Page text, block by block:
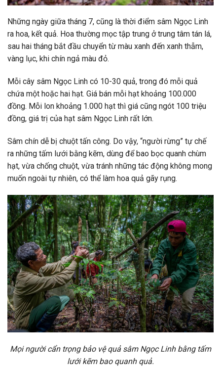
Những ngày giữa tháng 7, cũng là thời điểm sâm Ngọc Linh
ra hoa, kết quả. Hoa thường mọc tập trung ở trung tâm tán lá,
sau hai tháng bắt đầu chuyển từ màu xanh đến xanh thẫm,
vàng lục, khi chín ngả màu đỏ.
Mỗi cây sâm Ngọc Linh có 10-30 quả, trong đó mỗi quả
chứa một hoặc hai hạt. Giá bán mỗi hạt khoảng 100.000
đồng. Mỗi lon khoảng 1.000 hạt thì giá cũng ngót 100 triệu
đồng, giá trị của hạt sâm Ngọc Linh rất lớn.
Sâm chín dễ bị chuột tấn công. Do vậy, “người rừng” tự chế
ra những tấm lưới bằng kẽm, dùng để bao bọc quanh chùm
hạt, vừa chống chuột, vừa tránh những tác động không mong
muốn ngoài tự nhiên, có thể làm hoa quả gãy rụng.
Mọi người cẩn trọng bảo vệ quả sâm Ngọc Linh bằng tấm
lưới kẽm bao quanh quả.